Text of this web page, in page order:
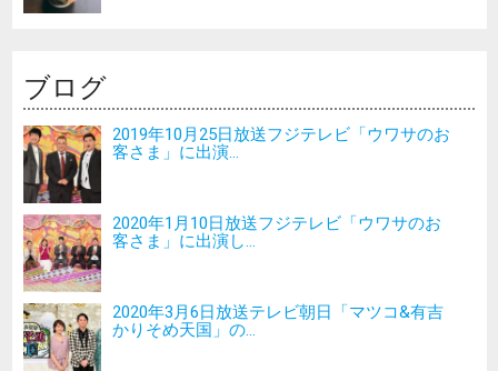
ブログ
2019年10月25日放送フジテレビ「ウワサのお
客さま」に出演...
2020年1月10日放送フジテレビ「ウワサのお
客さま」に出演し...
2020年3月6日放送テレビ朝日「マツコ&有吉
かりそめ天国」の...